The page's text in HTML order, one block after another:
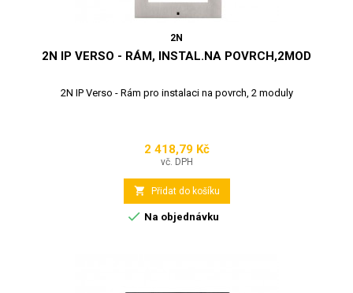
2N
2N IP VERSO - RÁM, INSTAL.NA POVRCH,2MOD
2N IP Verso - Rám pro instalaci na povrch, 2 moduly
Cena
2 418,79 Kč
vč. DPH
 Přidat do košíku
 Na objednávku